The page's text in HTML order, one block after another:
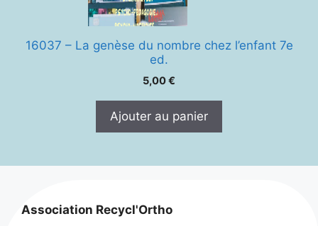
16037 – La genèse du nombre chez l’enfant 7e
ed.
5,00€
Ajouter au panier
Association Recycl'Ortho